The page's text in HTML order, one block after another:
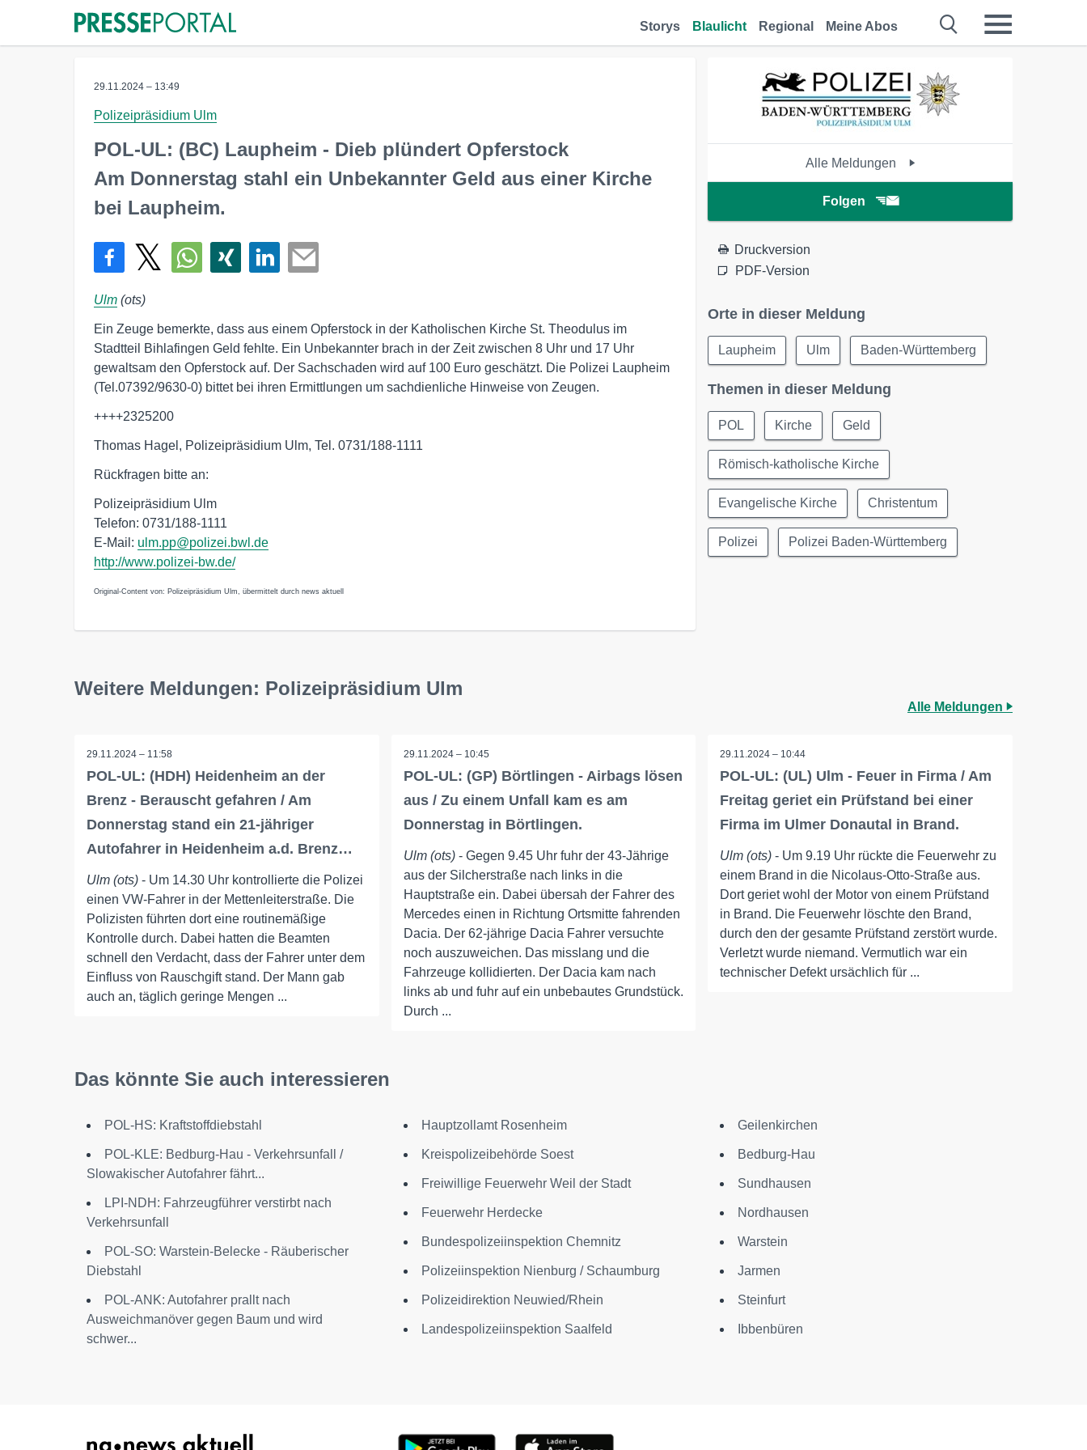
Storys Blaulicht Regional Meine Abos
29.11.2024 – 13:49
Polizeipräsidium Ulm
POL-UL: (BC) Laupheim - Dieb plündert Opferstock
Am Donnerstag stahl ein Unbekannter Geld aus einer Kirche
bei Laupheim.
Ulm (ots)
Ein Zeuge bemerkte, dass aus einem Opferstock in der Katholischen Kirche St. Theodulus im
Stadtteil Bihlafingen Geld fehlte. Ein Unbekannter brach in der Zeit zwischen 8 Uhr und 17 Uhr
gewaltsam den Opferstock auf. Der Sachschaden wird auf 100 Euro geschätzt. Die Polizei Laupheim
(Tel.07392/9630-0) bittet bei ihren Ermittlungen um sachdienliche Hinweise von Zeugen.
++++2325200
Thomas Hagel, Polizeipräsidium Ulm, Tel. 0731/188-1111
Rückfragen bitte an:
Polizeipräsidium Ulm
Telefon: 0731/188-1111
E-Mail: ulm.pp@polizei.bwl.de
http://www.polizei-bw.de/
Original-Content von: Polizeipräsidium Ulm, übermittelt durch news aktuell
Alle Meldungen
Folgen
Druckversion
PDF-Version
Orte in dieser Meldung
Laupheim Ulm Baden-Württemberg
Themen in dieser Meldung
POL Kirche Geld
Römisch-katholische Kirche
Evangelische Kirche Christentum
Polizei Polizei Baden-Württemberg
Weitere Meldungen: Polizeipräsidium Ulm
Alle Meldungen
29.11.2024 – 11:58
POL-UL: (HDH) Heidenheim an der
Brenz - Berauscht gefahren / Am
Donnerstag stand ein 21-jähriger
Autofahrer in Heidenheim a.d. Brenz…
Ulm (ots) - Um 14.30 Uhr kontrollierte die Polizei
einen VW-Fahrer in der Mettenleiterstraße. Die
Polizisten führten dort eine routinemäßige
Kontrolle durch. Dabei hatten die Beamten
schnell den Verdacht, dass der Fahrer unter dem
Einfluss von Rauschgift stand. Der Mann gab
auch an, täglich geringe Mengen ...
29.11.2024 – 10:45
POL-UL: (GP) Börtlingen - Airbags lösen
aus / Zu einem Unfall kam es am
Donnerstag in Börtlingen.
Ulm (ots)- Gegen 9.45 Uhr fuhr der 43-Jährige
aus der Silcherstraße nach links in die
Hauptstraße ein. Dabei übersah der Fahrer des
Mercedes einen in Richtung Ortsmitte fahrenden
Dacia. Der 62-jährige Dacia Fahrer versuchte
noch auszuweichen. Das misslang und die
Fahrzeuge kollidierten. Der Dacia kam nach
links ab und fuhr auf ein unbebautes Grundstück.
Durch ...
29.11.2024 – 10:44
POL-UL: (UL) Ulm - Feuer in Firma / Am
Freitag geriet ein Prüfstand bei einer
Firma im Ulmer Donautal in Brand.
Ulm (ots) - Um 9.19 Uhr rückte die Feuerwehr zu
einem Brand in die Nicolaus-Otto-Straße aus.
Dort geriet wohl der Motor von einem Prüfstand
in Brand. Die Feuerwehr löschte den Brand,
durch den der gesamte Prüfstand zerstört wurde.
Verletzt wurde niemand. Vermutlich war ein
technischer Defekt ursächlich für ...
Das könnte Sie auch interessieren
POL-HS: Kraftstoffdiebstahl
POL-KLE: Bedburg-Hau - Verkehrsunfall /
Slowakischer Autofahrer fährt...
LPI-NDH: Fahrzeugführer verstirbt nach
Verkehrsunfall
POL-SO: Warstein-Belecke - Räuberischer
Diebstahl
POL-ANK: Autofahrer prallt nach
Ausweichmanöver gegen Baum und wird
schwer...
Hauptzollamt Rosenheim
Kreispolizeibehörde Soest
Freiwillige Feuerwehr Weil der Stadt
Feuerwehr Herdecke
Bundespolizeiinspektion Chemnitz
Polizeiinspektion Nienburg / Schaumburg
Polizeidirektion Neuwied/Rhein
Landespolizeiinspektion Saalfeld
Geilenkirchen
Bedburg-Hau
Sundhausen
Nordhausen
Warstein
Jarmen
Steinfurt
Ibbenbüren